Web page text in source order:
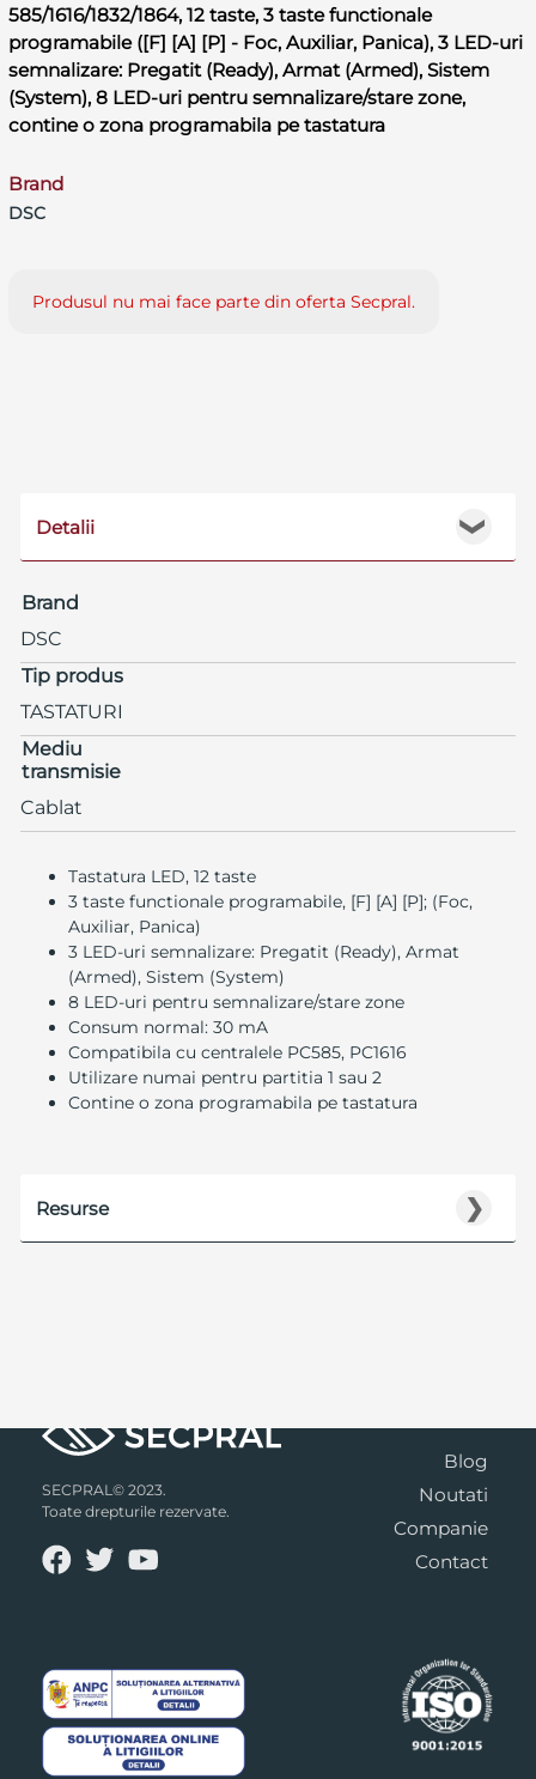
585/1616/1832/1864, 12 taste, 3 taste functionale
programabile ([F] [A] [P] - Foc, Auxiliar, Panica), 3 LED-uri
semnalizare: Pregatit (Ready), Armat (Armed), Sistem
(System), 8 LED-uri pentru semnalizare/stare zone,
contine o zona programabila pe tastatura
Brand
DSC
Produsul nu mai face parte din oferta Secpral.
❯
Detalii
Brand
DSC
Tip produs
TASTATURI
Mediu
transmisie
Cablat
Tastatura LED, 12 taste
3 taste functionale programabile, [F] [A] [P]; (Foc,
Auxiliar, Panica)
3 LED-uri semnalizare: Pregatit (Ready), Armat
(Armed), Sistem (System)
8 LED-uri pentru semnalizare/stare zone
Consum normal: 30 mA
Compatibila cu centralele PC585, PC1616
Utilizare numai pentru partitia 1 sau 2
Contine o zona programabila pe tastatura
❯
Resurse
SECPRAL© 2023.
Toate drepturile rezervate.
Blog
Noutati
Companie
Contact